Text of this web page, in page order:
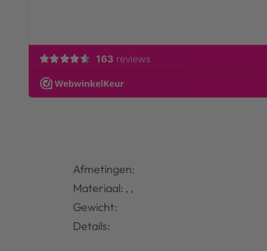
Afmetingen:
Materiaal: , ,
Gewicht:
Details: